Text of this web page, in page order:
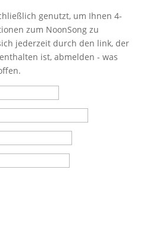
genutzt, um Ihnen 4-
zum NoonSong zu
jederzeit durch den link, der
ist, abmelden - was